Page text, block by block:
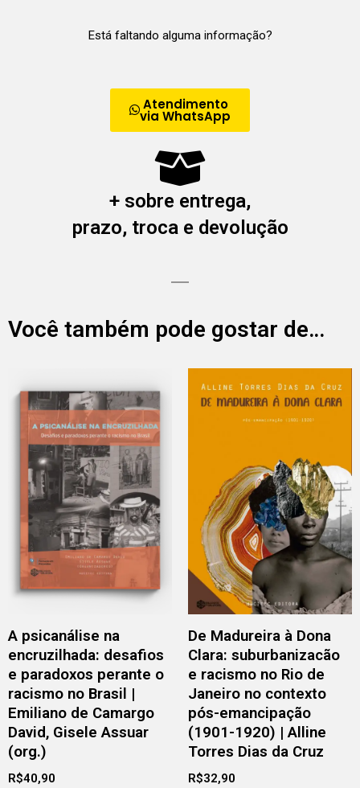
Está faltando alguma informação?
Atendimento
via WhatsApp
+ sobre entrega,
prazo, troca e devolução
Você também pode gostar de…
A psicanálise na
encruzilhada: desafios
e paradoxos perante o
racismo no Brasil |
Emiliano de Camargo
David, Gisele Assuar
(org.)
R$40,90
De Madureira à Dona
Clara: suburbanizacão
e racismo no Rio de
Janeiro no contexto
pós-emancipação
(1901-1920) | Alline
Torres Dias da Cruz
R$32,90